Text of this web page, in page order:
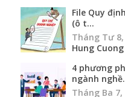
File Quy
(ô t...
Tháng Tư 8,
Hung
4 phương
ngành
Tháng Ba 7,